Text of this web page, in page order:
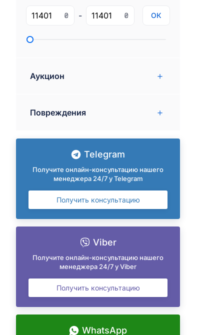
₴ - ₴ ОК
Аукцион
Повреждения
Telegram
Получите онлайн-консультацию нашего
менеджера 24/7 у Telegram
Получить консультацию
Viber
Получите онлайн-консультацию нашего
менеджера 24/7 у Viber
Получить консультацию
WhatsApp